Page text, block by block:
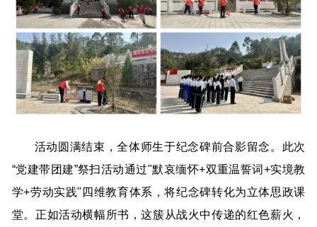
活动圆满结束，全体师生于纪念碑前合影留念。此次
“党建带团建”祭扫活动通过"默哀缅怀+双重温誓词+实境教
学+劳动实践"四维教育体系，将纪念碑转化为立体思政课
堂。正如活动横幅所书，这簇从战火中传递的红色薪火，